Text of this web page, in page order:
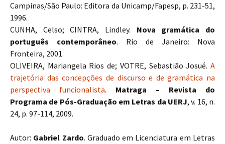
Campinas/São Paulo: Editora da Unicamp/Fapesp, p. 231-51,
1996.
CUNHA, Celso; CINTRA, Lindley. Nova gramática do
português contemporâneo. Rio de Janeiro: Nova
Fronteira, 2001.
OLIVEIRA, Mariangela Rios de; VOTRE, Sebastião Josué. A
trajetória das concepções de discurso e de gramática na
perspectiva funcionalista. Matraga – Revista do
Programa de Pós-Graduação em Letras da UERJ, v. 16, n.
24, p. 97-114, 2009.
Autor: Gabriel Zardo. Graduado em Licenciatura em Letras